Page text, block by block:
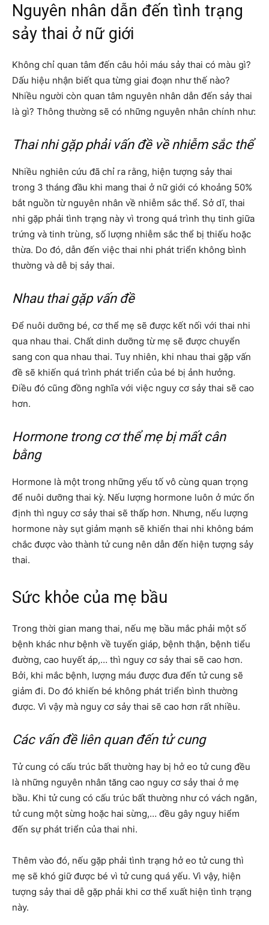
Nguyên nhân dẫn đến tình trạng
sảy thai ở nữ giới
Không chỉ quan tâm đến câu hỏi máu sảy thai có màu gì?
Dấu hiệu nhận biết qua từng giai đoạn như thế nào?
Nhiều người còn quan tâm nguyên nhân dẫn đến sảy thai
là gì? Thông thường sẽ có những nguyên nhân chính như:
Thai nhi gặp phải vấn đề về nhiễm sắc thể
Nhiều nghiên cứu đã chỉ ra rằng, hiện tượng sảy thai
trong 3 tháng đầu khi mang thai ở nữ giới có khoảng 50%
bắt nguồn từ nguyên nhân về nhiễm sắc thể. Sở dĩ, thai
nhi gặp phải tình trạng này vì trong quá trình thụ tinh giữa
trứng và tinh trùng, số lượng nhiễm sắc thể bị thiếu hoặc
thừa. Do đó, dẫn đến việc thai nhi phát triển không bình
thường và dễ bị sảy thai.
Nhau thai gặp vấn đề
Để nuôi dưỡng bé, cơ thể mẹ sẽ được kết nối với thai nhi
qua nhau thai. Chất dinh dưỡng từ mẹ sẽ được chuyển
sang con qua nhau thai. Tuy nhiên, khi nhau thai gặp vấn
đề sẽ khiến quá trình phát triển của bé bị ảnh hưởng.
Điều đó cũng đồng nghĩa với việc nguy cơ sảy thai sẽ cao
hơn.
Hormone trong cơ thể mẹ bị mất cân
bằng
Hormone là một trong những yếu tố vô cùng quan trọng
để nuôi dưỡng thai kỳ. Nếu lượng hormone luôn ở mức ổn
định thì nguy cơ sảy thai sẽ thấp hơn. Nhưng, nếu lượng
hormone này sụt giảm mạnh sẽ khiến thai nhi không bám
chắc được vào thành tử cung nên dẫn đến hiện tượng sảy
thai.
Sức khỏe của mẹ bầu
Trong thời gian mang thai, nếu mẹ bầu mắc phải một số
bệnh khác như bệnh về tuyến giáp, bệnh thận, bệnh tiểu
đường, cao huyết áp,… thì nguy cơ sảy thai sẽ cao hơn.
Bởi, khi mắc bệnh, lượng máu được đưa đến tử cung sẽ
giảm đi. Do đó khiến bé không phát triển bình thường
được. Vì vậy mà nguy cơ sảy thai sẽ cao hơn rất nhiều.
Các vấn đề liên quan đến tử cung
Tử cung có cấu trúc bất thường hay bị hở eo tử cung đều
là những nguyên nhân tăng cao nguy cơ sảy thai ở mẹ
bầu. Khi tử cung có cấu trúc bất thường như có vách ngăn,
tử cung một sừng hoặc hai sừng,… đều gây nguy hiểm
đến sự phát triển của thai nhi.
Thêm vào đó, nếu gặp phải tình trạng hở eo tử cung thì
mẹ sẽ khó giữ được bé vì tử cung quá yếu. Vì vậy, hiện
tượng sảy thai dễ gặp phải khi cơ thể xuất hiện tình trạng
này.